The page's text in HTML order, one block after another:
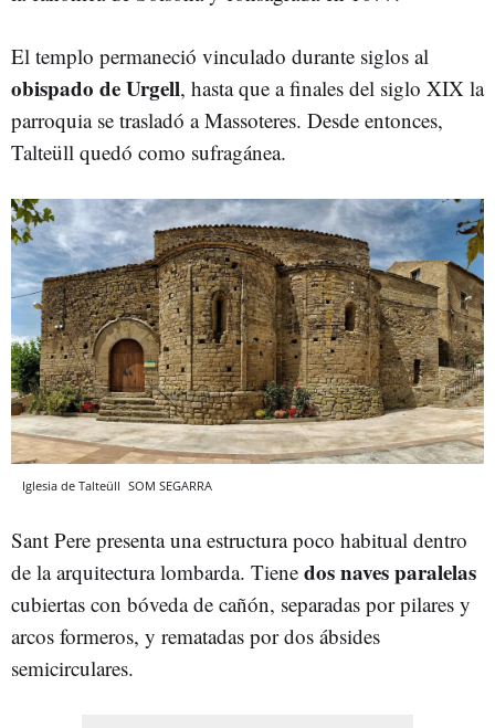
El templo permaneció vinculado durante siglos al
obispado de Urgell, hasta que a finales del siglo XIX la
parroquia se trasladó a Massoteres. Desde entonces,
Talteüll quedó como sufragánea.
Iglesia de Talteüll SOM SEGARRA
Sant Pere presenta una estructura poco habitual dentro
de la arquitectura lombarda. Tiene dos naves paralelas
cubiertas con bóveda de cañón, separadas por pilares y
arcos formeros, y rematadas por dos ábsides
semicirculares.